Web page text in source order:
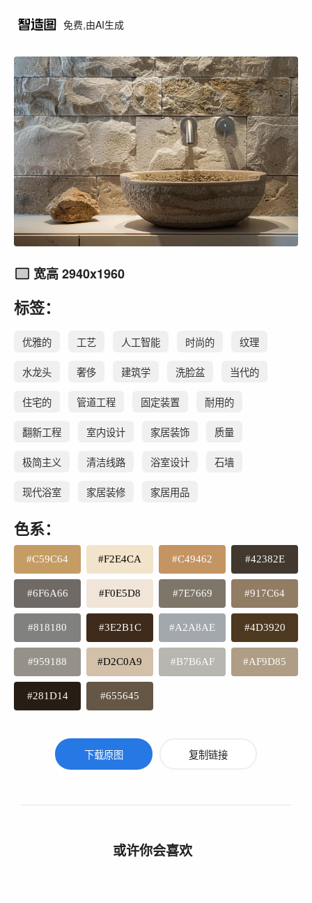
免费,由AI生成
宽高 2940x1960
标签：
优雅的 工艺 人工智能 时尚的 纹理
水龙头 奢侈 建筑学 洗脸盆 当代的
住宅的 管道工程 固定装置 耐用的
翻新工程 室内设计 家居装饰 质量
极简主义 清洁线路 浴室设计 石墙
现代浴室 家居装修 家居用品
色系：
#C59C64 #F2E4CA #C49462 #42382E
#6F6A66 #F0E5D8 #7E7669 #917C64
#818180 #3E2B1C #A2A8AE #4D3920
#959188 #D2C0A9 #B7B6AF #AF9D85
#281D14 #655645
下载原图 复制链接
或许你会喜欢